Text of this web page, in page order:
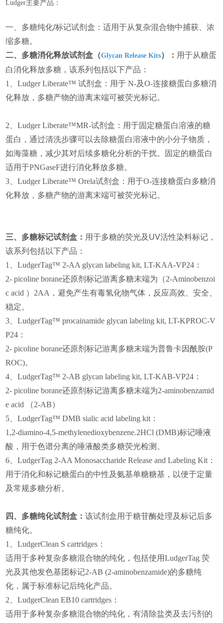
Ludger主要产品：
一、 多糖纯化/标记试剂盒：适用于从复杂混合物中捕获、浓
缩多糖。
二、多糖消化释放试剂盒（Glycan Release Kits）： 用于从糖蛋
白消化释放多糖，该系列包括以下产品：
1
、Ludger Liberate™试剂盒： 用于 N-及O-连接糖蛋白多糖消
化释放 ，多糖产物的游离末端可被荧光标记。
2 、Ludger Liberate™MR-试剂盒： 用于固定糖蛋白溶液的糖
蛋白，通过清洗步骤可以去除糖蛋白溶液中的小分子物质，
如海藻糖，减少其对后续多糖化分析的干扰。固定的糖蛋白
适用于PNGaseF进行消化释放多糖。
3 、Ludger Liberate™ Orela试剂盒： 用于O-连接糖蛋白多糖消
化释放，多糖产物的游离末端可被荧光标记。
三、多糖标记试剂盒： 用于多糖的荧光及 UV活性染料标记，
该系列包括以下产品：
1
、LudgerTag™ 2-AA glycan labeling kit, LT-KAA-VP24 ：
2- picoline borane还原剂标记游离多糖末端为（2-Aminobenzoi
c acid ） 2AA ，避免产生有毒氢化物气体，反应高效、安全、
稳定。
3 、LudgerTag™ procainamide glycan labeling kit, LT-KPROC-V
P24 ：
2- picoline borane还原剂标记游离多糖末端为普鲁卡因酰胺(P
ROC)。
4 、LudgerTag™ 2-AB glycan labeling kit, LT-KAB-VP24 ：
2- picoline borane还原剂标记游离多糖末端为2-aminobenzamid
e acid
（2-AB）
5 、LudgerTag™ DMB sialic acid labeling kit ：
1,2-diamino-4,5-methylenedioxybenzene.2HCl (DMB)标记唾液
酸，用于色谱分离的唾液酸类多糖荧光检测。
6 、LudgerTag 2-AA Monosaccharide Release and Labeling Kit ：
用于消化和标记糖蛋白的中性及氨基单糖糖基，以便于定量
及常规多糖分析。
四、多糖纯化试剂盒 ：该试剂盒用于糖苷酶处理及标记后多
糖纯化。
1
、LudgerClean S cartridges ：
适用于多种复杂多糖混合物的纯化，包括使用LudgerTag荧
光及其他发色基团标记2-AB (2-aminobenzamide)的多糖纯
化，属于标准标记后纯化产品。
2 、LudgerClean EB10 cartridges ：
适用于多种复杂多糖混合物的纯化，有清除盐类及去污剂的